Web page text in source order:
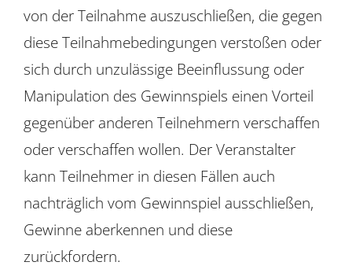
von der Teilnahme auszuschließen, die gegen
diese Teilnahmebedingungen verstoßen oder
sich durch unzulässige Beeinflussung oder
Manipulation des Gewinnspiels einen Vorteil
gegenüber anderen Teilnehmern verschaffen
oder verschaffen wollen. Der Veranstalter
kann Teilnehmer in diesen Fällen auch
nachträglich vom Gewinnspiel ausschließen,
Gewinne aberkennen und diese
zurückfordern.